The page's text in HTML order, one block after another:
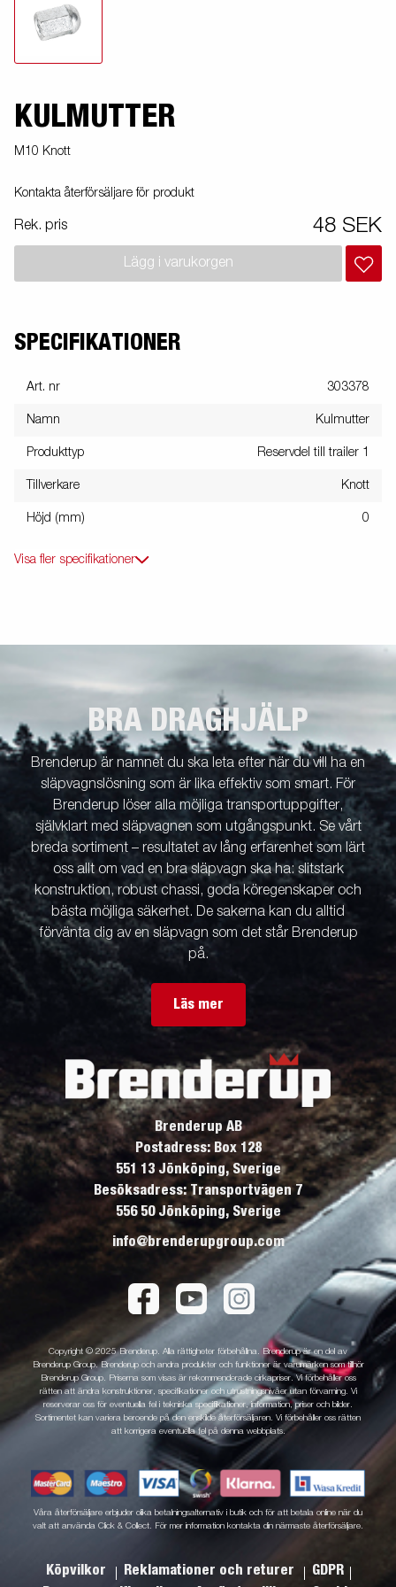
KULMUTTER
M10 Knott
Kontakta återförsäljare för produkt
Rek. pris 48 SEK
Lägg i varukorgen
SPECIFIKATIONER
Art. nr 303378
Namn Kulmutter
Produkttyp Reservdel till trailer 1
Tillverkare Knott
Höjd (mm) 0
Visa fler specifikationer
BRA DRAGHJÄLP
Brenderup är namnet du ska leta efter när du vill ha en
släpvagnslösning som är lika effektiv som smart. För
Brenderup löser alla möjliga transportuppgifter,
självklart med släpvagnen som utgångspunkt. Se vårt
breda sortiment – resultatet av lång erfarenhet som lärt
oss allt om vad en bra släpvagn ska ha: slitstark
konstruktion, robust chassi, goda köregenskaper och
bästa möjliga säkerhet. De sakerna kan du alltid
förvänta dig av en släpvagn som det står Brenderup
på.
Läs mer
Brenderup AB
Postadress: Box 128
551 13 Jönköping, Sverige
Besöksadress: Transportvägen 7
556 50 Jönköping, Sverige
info@brenderupgroup.com
Copyright © 2025 Brenderup. Alla rättigheter förbehållna. Brenderup är en del av
Brenderup Group. Brenderup och andra produkter och funktioner är varumärken som tillhör
Brenderup Group. Priserna som visas är rekommenderade cirkapriser. Vi förbehåller oss
rätten att ändra konstruktioner, specifikationer och utrustningsnivåer utan förvarning. Vi
reserverar oss för eventuella fel i tekniska specifikationer, information, priser och bilder.
Sortimentet kan variera beroende på den enskilde återförsäljaren. Vi förbehåller oss rätten
att korrigera eventuella fel på denna webbplats.
Våra återförsäljare erbjuder olika betalningsalternativ i butik och för att betala online när du
valt att använda Click & Collect. För mer information kontakta din närmaste återförsäljare.
Köpvilkor Reklamationer och returer
GDPR